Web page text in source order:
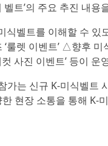
트’의 주요 추진 내
식벨트를 이해할 수
룰렛 이벤트’ △향후 미
사진 이벤트’ 등이 운
가는 신규 K-미식벨트
현장 소통을 통해 K-